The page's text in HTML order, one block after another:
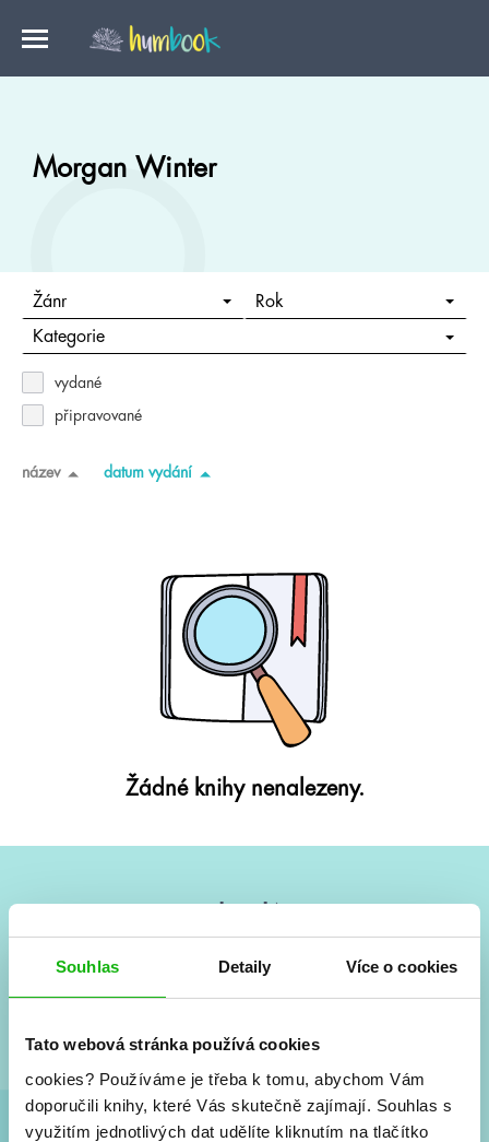
Souhlas Detaily Více o cookies
Tato webová stránka používá cookies
cookies? Používáme je třeba k tomu, abychom Vám
doporučili knihy, které Vás skutečně zajímají. Souhlas s
využitím jednotlivých dat udělíte kliknutím na tlačítko
Morgan Winter
Žánr Rok
Kategorie
vydané
připravované
název datum vydání
Žádné knihy nenalezeny.
Vše kolem #youngadult každý měsíc rovnou do mailu!
a seriálové adaptace a další.